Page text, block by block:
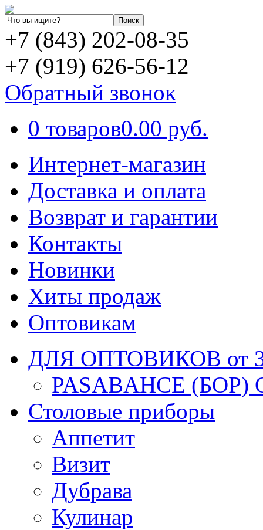
+7 (843) 202-08-35
+7 (919) 626-56-12
Обратный звонок
0 товаров0.00 руб.
Интернет-магазин
Доставка и оплата
Возврат и гарантии
Контакты
Новинки
Хиты продаж
Оптовикам
ДЛЯ ОПТОВИКОВ от
PASABAHCE (БОР)
Столовые приборы
Аппетит
Визит
Дубрава
Кулинар